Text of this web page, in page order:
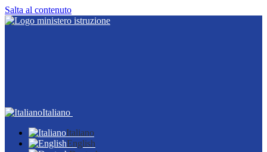
Salta al contenuto
Italiano
Italiano
English